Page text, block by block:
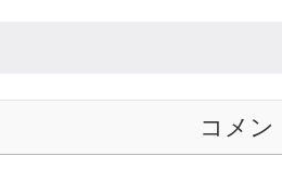
コメン